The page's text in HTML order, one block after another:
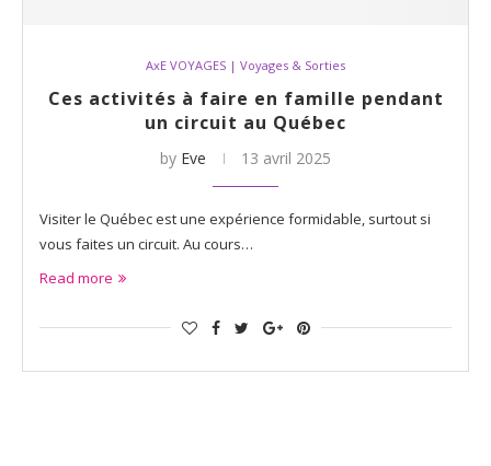
AxE VOYAGES | Voyages & Sorties
Ces activités à faire en famille pendant
un circuit au Québec
by Eve 13 avril 2025
Visiter le Québec est une expérience formidable, surtout si
vous faites un circuit. Au cours…
Read more